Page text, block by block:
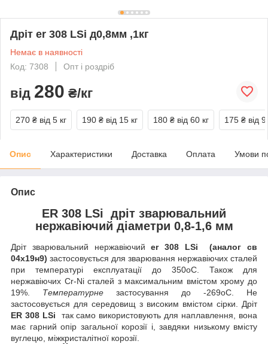
Дріт er 308 LSi д0,8мм ,1кг
Немає в наявності
Код: 7308
Опт і роздріб
від 280 ₴/кг
270 ₴ від 5 кг 190 ₴ від 15 кг 180 ₴ від 60 кг 175 ₴ від
Опис Характеристики Доставка Оплата Умови
Опис
ER 308 LSi дріт зварювальний
нержавіючий діаметри 0,8-1,6 мм
Дріт зварювальний нержавіючийer308 LSi
(аналог св
04х19н9) застосовується для зварювання нержавіючих сталей
при температурі експлуатації до 350oС. Також для
нержавіючих Cr-Ni сталей з максимальним вмістом хрому до
19%. Температурне застосування до -269oС. Не
застосовується для середовищ з високим вмістом сірки. Дріт
ER 308 LSi
так само використовують для наплавлення, вона
має гарний опір загальної корозії і, завдяки низькому вмісту
вуглецю, міжкристалітної корозії.